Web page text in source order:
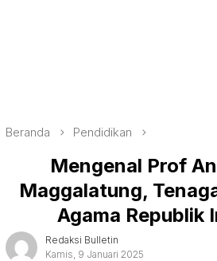
Beranda Pendidikan
Mengenal Prof
Maggalatung,
Agama Republik
Redaksi Bulletin
Kamis, 9 Januari 2025